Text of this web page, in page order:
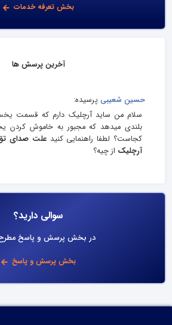
بخش تعرفه خدمات
آخرین پرسش ها
حسین شعیبی پرسیده:
سلام من ساید آرچلیک دارم که قسمت
بلندی میدهد که مجبور به خاموش کردن
کجاست؟ لطفا راهنمایی کنیدعلت صدای
آرچلیک از چیه؟
سوالی دارید؟
در بخش پرسش و پاسخ مطرح
بخش پرسش و پاسخ